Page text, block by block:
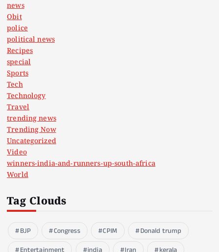
news
Obit
police
political news
Recipes
special
Sports
Tech
Technology
Travel
trending news
Trending Now
Uncategorized
Video
winners-india-and-runners-up-south-africa
World
Tag Clouds
BJP Congress CPIM
Donald trump